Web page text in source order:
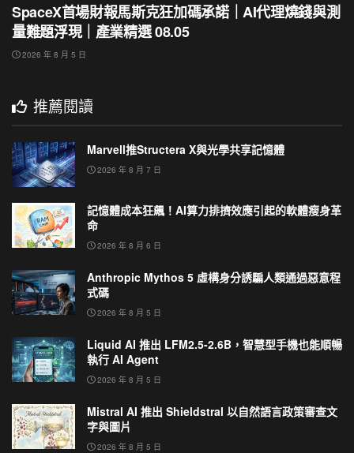
SpaceX首場財報馬斯克狂加碼承諾｜AI代理燒錢與測
量難題浮現｜產業精選 08.05
2026 年 8 月 5 日
推薦閱讀
Marvell推Structera X與光學共享記憶體
2026 年 8 月 7 日
記憶體成本狂飆！AI算力排擠效應引起的軟體瘦身革
命
2026 年 8 月 6 日
Anthropic Mythos 5 虛構身分誘騙人類通過惡意程
式碼
2026 年 8 月 5 日
Liquid AI 推出 LFM2.5-2.6B，智慧型手機也能順暢
執行 AI Agent
2026 年 8 月 5 日
Mistral AI 推出 Shieldstral 以自然語言政策審查文
字與圖片
2026 年 8 月 5 日